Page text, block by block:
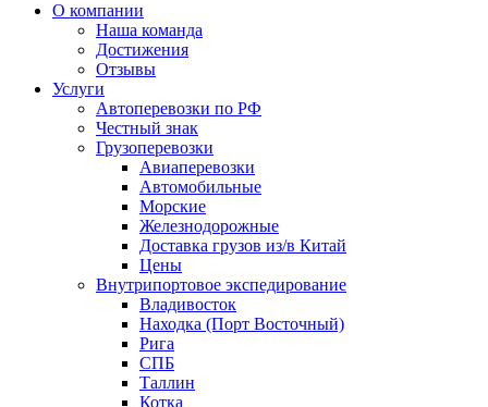
О компании
Наша команда
Достижения
Отзывы
Услуги
Автоперевозки по РФ
Честный знак
Грузоперевозки
Авиаперевозки
Автомобильные
Морские
Железнодорожные
Доставка грузов из/в Китай
Цены
Внутрипортовое экспедирование
Владивосток
Находка (Порт Восточный)
Рига
СПБ
Таллин
Котка